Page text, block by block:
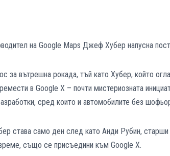
на Google Maps Джеф Хубер напусна
за вътрешна рокада, тъй като Хубер, който
в Google X – почти мистериозната
сред които и автомобилите без
става само ден след като Анди Рубин,
също се присъедини към Google X.